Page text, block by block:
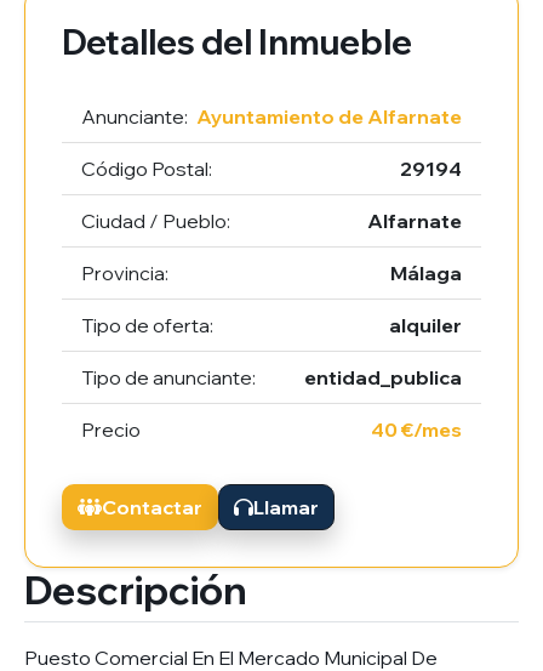
Descripción
Puesto Comercial En El Mercado Municipal De
Detalles del Inmueble
Anunciante: Ayuntamiento de Alfarnate
Código Postal: 29194
Ciudad / Pueblo: Alfarnate
Provincia: Málaga
Tipo de oferta: alquiler
Tipo de anunciante: entidad_publica
Precio 40 €/mes
Contactar Llamar